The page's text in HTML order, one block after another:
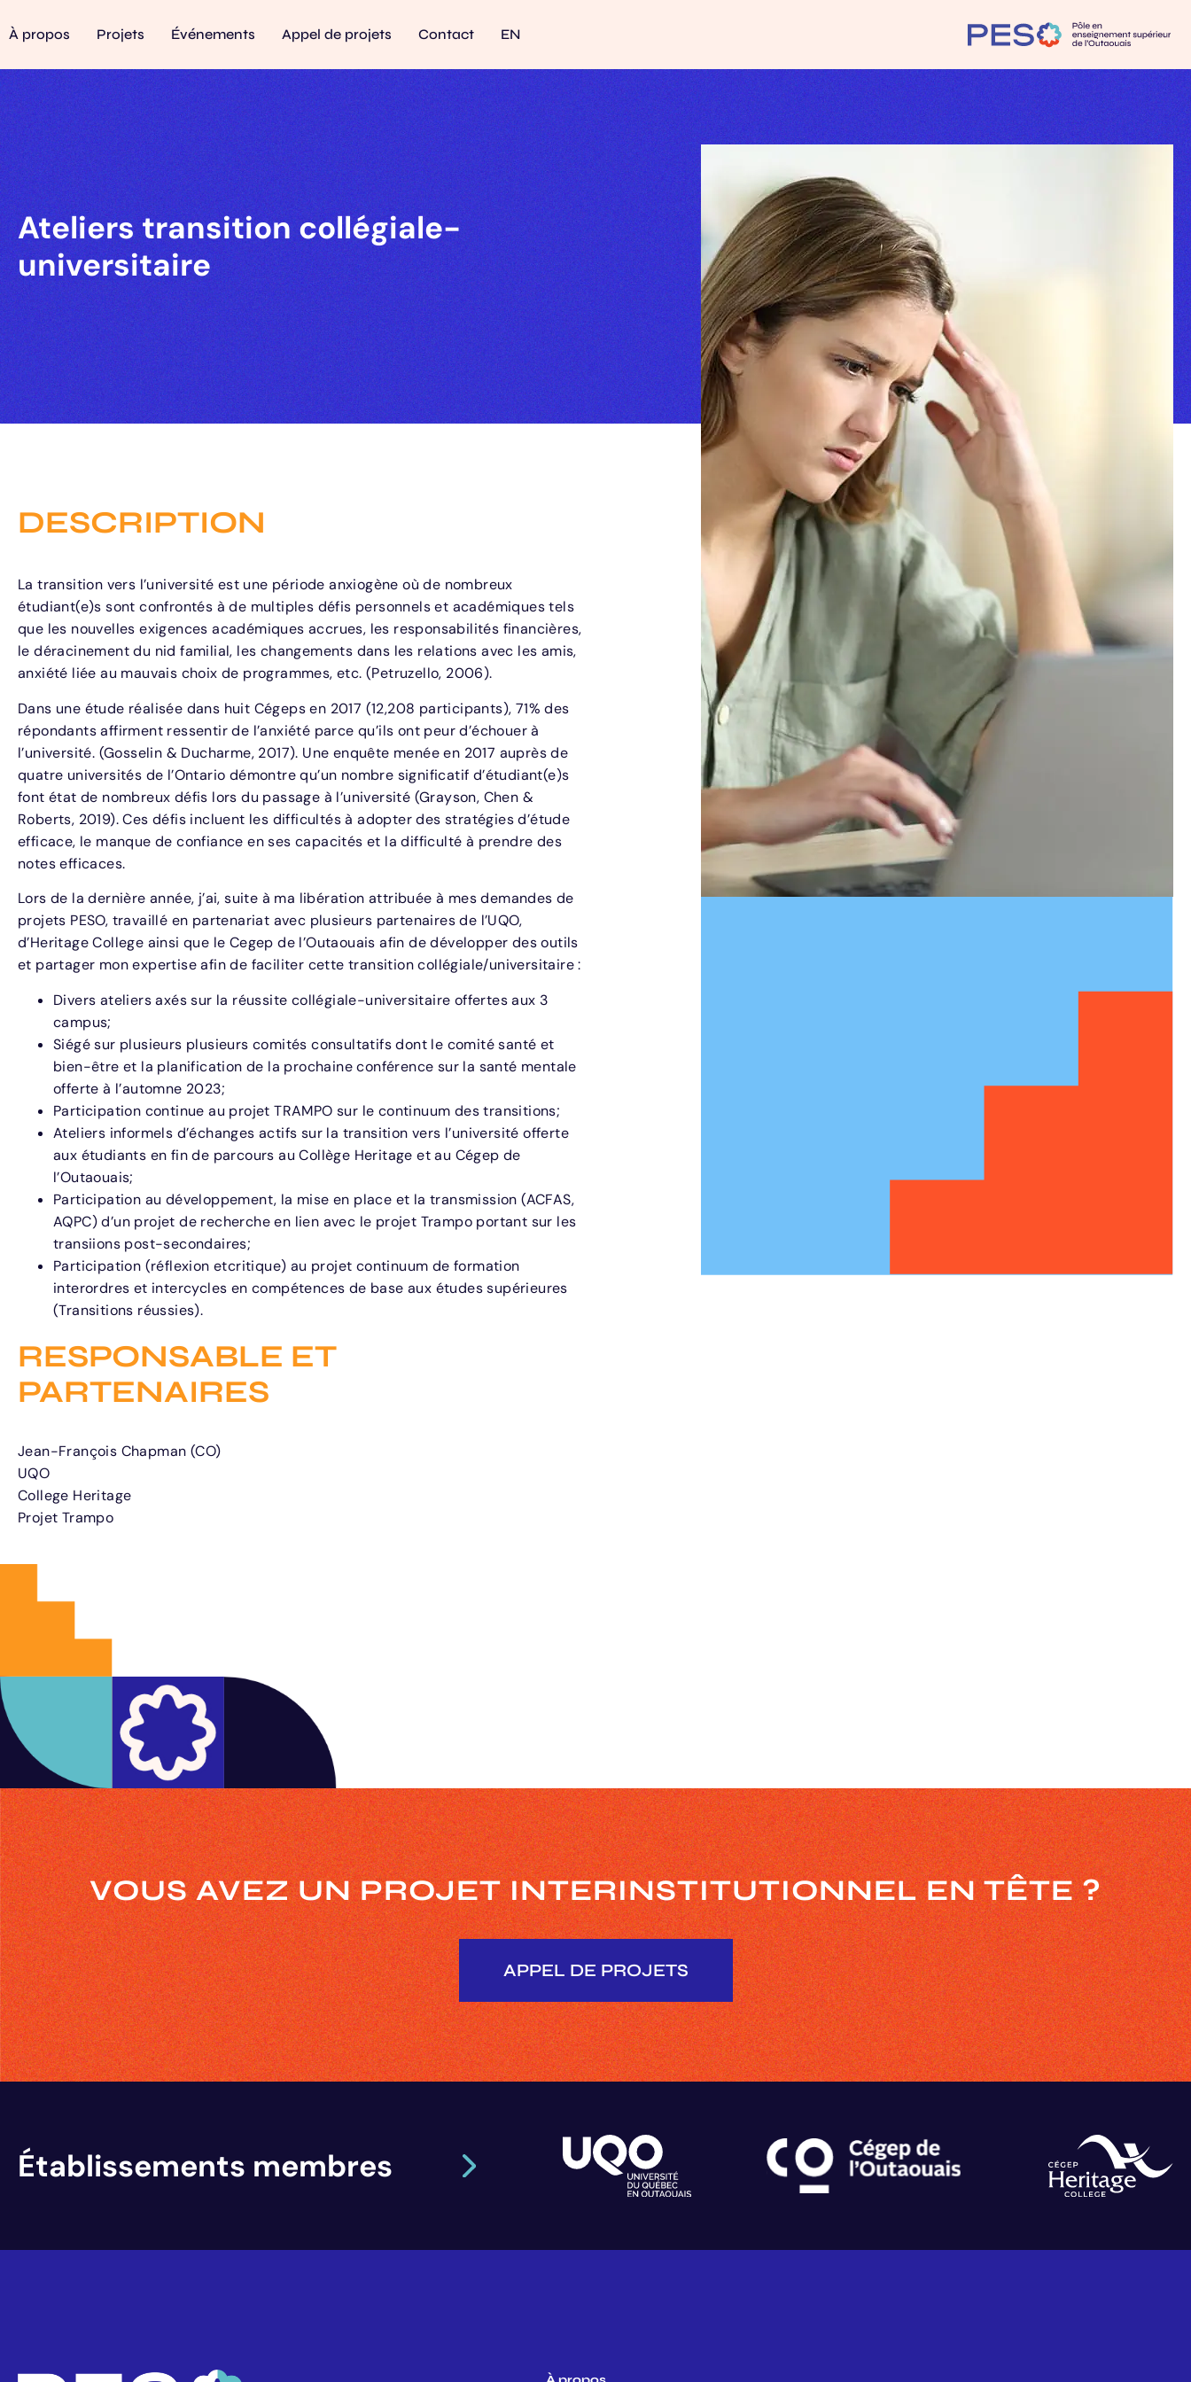
À propos Projets Événements Appel de projets Contact EN
Ateliers transition collégiale-
universitaire
DESCRIPTION
La transition vers l’université est une période anxiogène où de nombreux
étudiant(e)s sont confrontés à de multiples défis personnels et académiques tels
que les nouvelles exigences académiques accrues, les responsabilités financières,
le déracinement du nid familial, les changements dans les relations avec les amis,
anxiété liée au mauvais choix de programmes, etc. (Petruzello, 2006).
Dans une étude réalisée dans huit Cégeps en 2017 (12,208 participants), 71% des
répondants affirment ressentir de l’anxiété parce qu’ils ont peur d’échouer à
l’université. (Gosselin & Ducharme, 2017). Une enquête menée en 2017 auprès de
quatre universités de l’Ontario démontre qu’un nombre significatif d’étudiant(e)s
font état de nombreux défis lors du passage à l’université (Grayson, Chen &
Roberts, 2019). Ces défis incluent les difficultés à adopter des stratégies d’étude
efficace, le manque de confiance en ses capacités et la difficulté à prendre des
notes efficaces.
Lors de la dernière année, j’ai, suite à ma libération attribuée à mes demandes de
projets PESO, travaillé en partenariat avec plusieurs partenaires de l’UQO,
d’Heritage College ainsi que le Cegep de l’Outaouais afin de développer des outils
et partager mon expertise afin de faciliter cette transition collégiale/universitaire :
Divers ateliers axés sur la réussite collégiale-universitaire offertes aux 3
campus;
Siégé sur plusieurs plusieurs comités consultatifs dont le comité santé et
bien-être et la planification de la prochaine conférence sur la santé mentale
offerte à l’automne 2023;
Participation continue au projet TRAMPO sur le continuum des transitions;
Ateliers informels d’échanges actifs sur la transition vers l’université offerte
aux étudiants en fin de parcours au Collège Heritage et au Cégep de
l’Outaouais;
Participation au développement, la mise en place et la transmission (ACFAS,
AQPC) d’un projet de recherche en lien avec le projet Trampo portant sur les
transiions post-secondaires;
Participation (réflexion etcritique) au projet continuum de formation
interordres et intercycles en compétences de base aux études supérieures
(Transitions réussies).
RESPONSABLE ET
PARTENAIRES
Jean-François Chapman (CO)
UQO
College Heritage
Projet Trampo
VOUS AVEZ UN PROJET INTERINSTITUTIONNELEN TÊTE ?
APPEL DE PROJETS
Établissements membres